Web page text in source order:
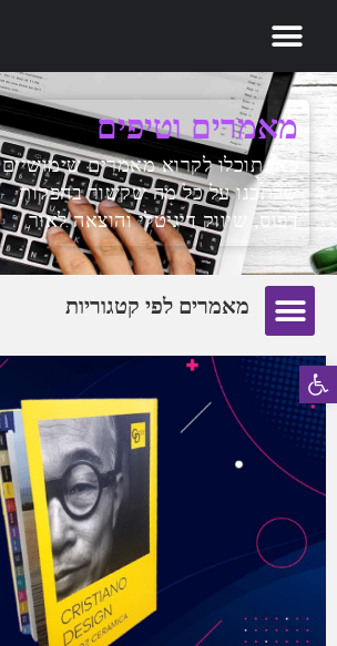
פתח סרגל נגישות
מאמרים וטיפים
כאן תוכלו לקרוא מאמרים שימושיים
שכתבנו על כל מה שקשור בהפקות
דפוס, שיווק דיגיטלי והוצאה לאור
מאמרים לפי קטגוריות